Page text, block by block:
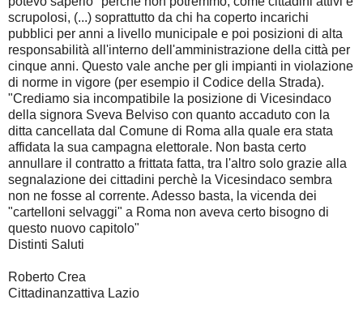
scrupolosi, (...) soprattutto da chi ha coperto incarichi
pubblici per anni a livello municipale e poi posizioni di alta
responsabilità all'interno dell'amministrazione della città per
cinque anni. Questo vale anche per gli impianti in violazione
di norme in vigore (per esempio il Codice della Strada).
"Crediamo sia incompatibile la posizione di Vicesindaco
della signora Sveva Belviso con quanto accaduto con la
ditta cancellata dal Comune di Roma alla quale era stata
affidata la sua campagna elettorale. Non basta certo
annullare il contratto a frittata fatta, tra l'altro solo grazie alla
segnalazione dei cittadini perchè la Vicesindaco sembra
non ne fosse al corrente. Adesso basta, la vicenda dei
"cartelloni selvaggi" a Roma non aveva certo bisogno di
questo nuovo capitolo"
Distinti Saluti
Roberto Crea
Cittadinanzattiva Lazio